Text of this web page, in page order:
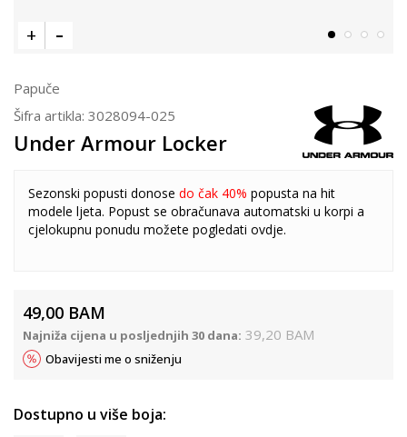
Papuče
Šifra artikla: 3028094-025
Under Armour Locker
Sezonski popusti donose do čak 40% popusta na hit
modele ljeta. Popust se obračunava automatski u korpi a
cjelokupnu ponudu možete pogledati ovdje.
49,00 BAM
Najniža cijena u posljednjih 30 dana: 39,20 BAM
Obavijesti me o sniženju
Dostupno u više boja: